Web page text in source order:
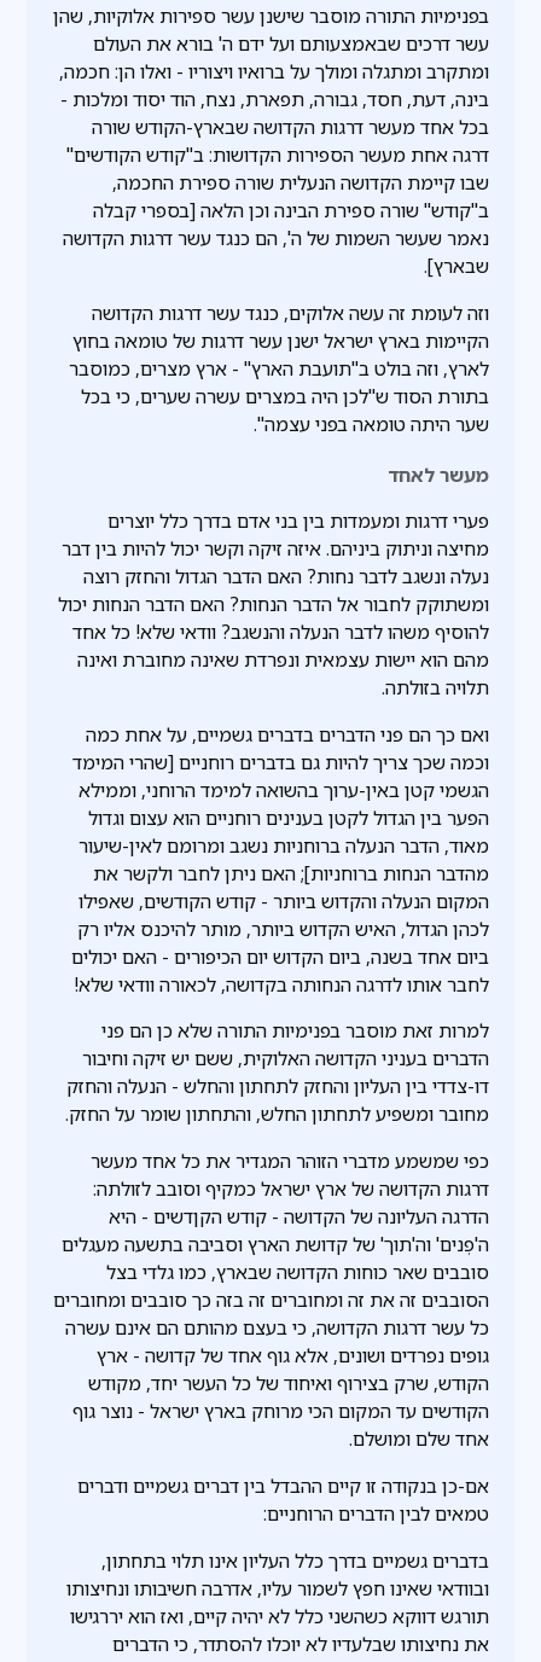
בפנימיות התורה מוסבר שישנן עשר ספירות אלוקיות, שהן
עשר דרכים שבאמצעותם ועל ידם ה' בורא את העולם
ומתקרב ומתגלה ומולך על ברואיו ויצוריו - ואלו הן: חכמה,
בינה, דעת, חסד, גבורה, תפארת, נצח, הוד יסוד ומלכות -
בכל אחד מעשר דרגות הקדושה שבארץ-הקודש שורה
דרגה אחת מעשר הספירות הקדושות: ב"קודש הקודשים"
שבו קיימת הקדושה הנעלית שורה ספירת החכמה,
ב"קודש" שורה ספירת הבינה וכן הלאה [בספרי קבלה
נאמר שעשר השמות של ה', הם כנגד עשר דרגות הקדושה
שבארץ].
וזה לעומת זה עשה אלוקים, כנגד עשר דרגות הקדושה
הקיימות בארץ ישראל ישנן עשר דרגות של טומאה בחוץ
לארץ, וזה בולט ב"תועבת הארץ" - ארץ מצרים, כמוסבר
בתורת הסוד ש"לכן היה במצרים עשרה שערים, כי בכל
שער היתה טומאה בפני עצמה".
מעשר לאחד
פערי דרגות ומעמדות בין בני אדם בדרך כלל יוצרים
מחיצה וניתוק ביניהם. איזה זיקה וקשר יכול להיות בין דבר
נעלה ונשגב לדבר נחות? האם הדבר הגדול והחזק רוצה
ומשתוקק לחבור אל הדבר הנחות? האם הדבר הנחות יכול
להוסיף משהו לדבר הנעלה והנשגב? וודאי שלא! כל אחד
מהם הוא יישות עצמאית ונפרדת שאינה מחוברת ואינה
תלויה בזולתה.
ואם כך הם פני הדברים בדברים גשמיים, על אחת כמה
וכמה שכך צריך להיות גם בדברים רוחניים [שהרי המימד
הגשמי קטן באין-ערוך בהשואה למימד הרוחני, וממילא
הפער בין הגדול לקטן בענינים רוחניים הוא עצום וגדול
מאוד, הדבר הנעלה ברוחניות נשגב ומרומם לאין-שיעור
מהדבר הנחות ברוחניות]; האם ניתן לחבר ולקשר את
המקום הנעלה והקדוש ביותר - קודש הקודשים, שאפילו
לכהן הגדול, האיש הקדוש ביותר, מותר להיכנס אליו רק
ביום אחד בשנה, ביום הקדוש יום הכיפורים - האם יכולים
לחבר אותו לדרגה הנחותה בקדושה, לכאורה וודאי שלא!
למרות זאת מוסבר בפנימיות התורה שלא כן הם פני
הדברים בעניני הקדושה האלוקית, ששם יש זיקה וחיבור
דו-צדדי בין העליון והחזק לתחתון והחלש - הנעלה והחזק
מחובר ומשפיע לתחתון החלש, והתחתון שומר על החזק.
כפי שמשמע מדברי הזוהר המגדיר את כל אחד מעשר
דרגות הקדושה של ארץ ישראל כמקיף וסובב לזולתה:
הדרגה העליונה של הקדושה - קודש הקןדשים - היא
ה'פְנים' וה'תוך' של קדושת הארץ וסביבה בתשעה מעגלים
סובבים שאר כוחות הקדושה שבארץ, כמו גלדי בצל
הסובבים זה את זה ומחוברים זה בזה כך סובבים ומחוברים
כל עשר דרגות הקדושה, כי בעצם מהותם הם אינם עשרה
גופים נפרדים ושונים, אלא גוף אחד של קדושה - ארץ
הקודש, שרק בצירוף ואיחוד של כל העשר יחד, מקודש
הקודשים עד המקום הכי מרוחק בארץ ישראל - נוצר גוף
אחד שלם ומושלם.
אם-כן בנקודה זו קיים ההבדל בין דברים גשמיים ודברים
טמאים לבין הדברים הרוחניים:
בדברים גשמיים בדרך כלל העליון אינו תלוי בתחתון,
ובוודאי שאינו חפץ לשמור עליו, אדרבה חשיבותו ונחיצותו
תורגש דווקא כשהשני כלל לא יהיה קיים, ואז הוא יררגישו
את נחיצותו שבלעדיו לא יוכלו להסתדר, כי הדברים